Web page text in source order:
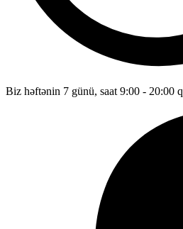
Biz həftənin 7 günü, saat 9:00 - 20:00